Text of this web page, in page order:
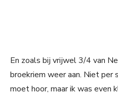
En zoals bij vrijwel 3/4 van
broekriem weer aan. Niet per
moet hoor, maar ik was even